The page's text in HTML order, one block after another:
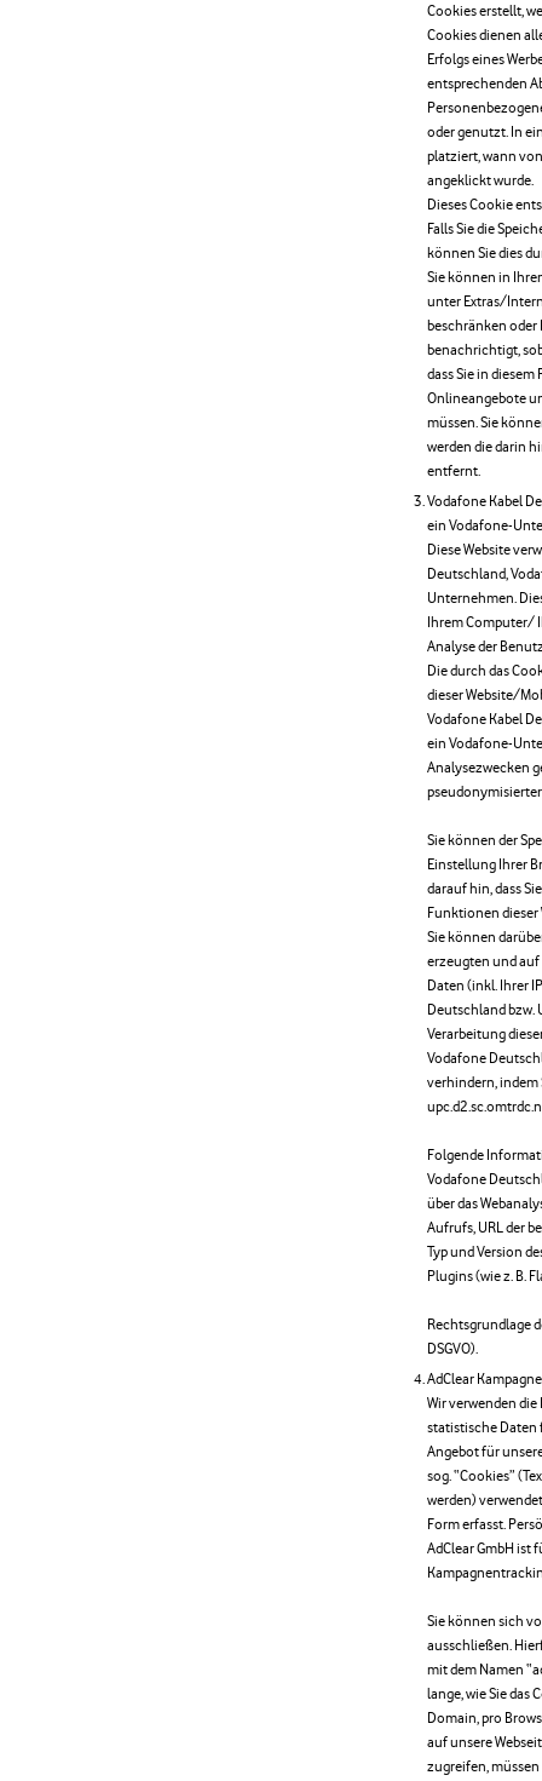
Cookies erstellt,
Cookies dienen
Erfolgs eines
entsprechenden
oder genutzt. In
platziert, wann
angeklickt wurde.
Dieses Cookie
Falls Sie die
können Sie dies
Sie können in
unter Extras/
beschränken oder
benachrichtigt,
dass Sie in
Onlineangebote
müssen. Sie
werden die darin
entfernt.
Vodafone Kabel
ein Vodafone-
Diese Website
Deutschland,
Unternehmen.
Ihrem Computer/
Analyse der
Die durch das
dieser Website/
Vodafone Kabel
ein Vodafone-
Analysezwecken
Sie können der
Einstellung Ihrer
darauf hin, dass
Funktionen
Sie können
erzeugten und
Daten (inkl. Ihrer
Deutschland bzw.
Verarbeitung
Vodafone
verhindern, indem
Folgende
Vodafone
über das
Aufrufs, URL der
Typ und Version
Plugins (wie z. B.
Rechtsgrundlage
DSGVO).
AdClear
Wir verwenden die
statistische Daten
Angebot für
sog. “Cookies”
werden)
Form erfasst.
AdClear GmbH ist
Sie können sich
ausschließen.
mit dem Namen
lange, wie Sie das
Domain, pro
auf unsere
zugreifen, müssen